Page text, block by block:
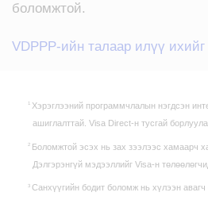
боломжтой.
VDPPP-ийн талаар илүү
Хэрэглээний программчлалын нэгдсэн
ашиглалттай. Visa Direct-н тусгай
Боломжтой эсэх нь зах зээлээс хамаарч
Дэлгэрэнгүй мэдээллийг Visa-н
Санхүүгийн бодит боломж нь хүлээн авагч